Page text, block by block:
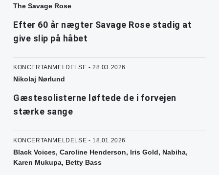
The Savage Rose
Efter 60 år nægter Savage Rose stadig at
give slip på håbet
KONCERTANMELDELSE - 28.03.2026
Nikolaj Nørlund
Gæstesolisterne løftede de i forvejen
stærke sange
KONCERTANMELDELSE - 18.01.2026
Black Voices, Caroline Henderson, Iris Gold, Nabiha,
Karen Mukupa, Betty Bass